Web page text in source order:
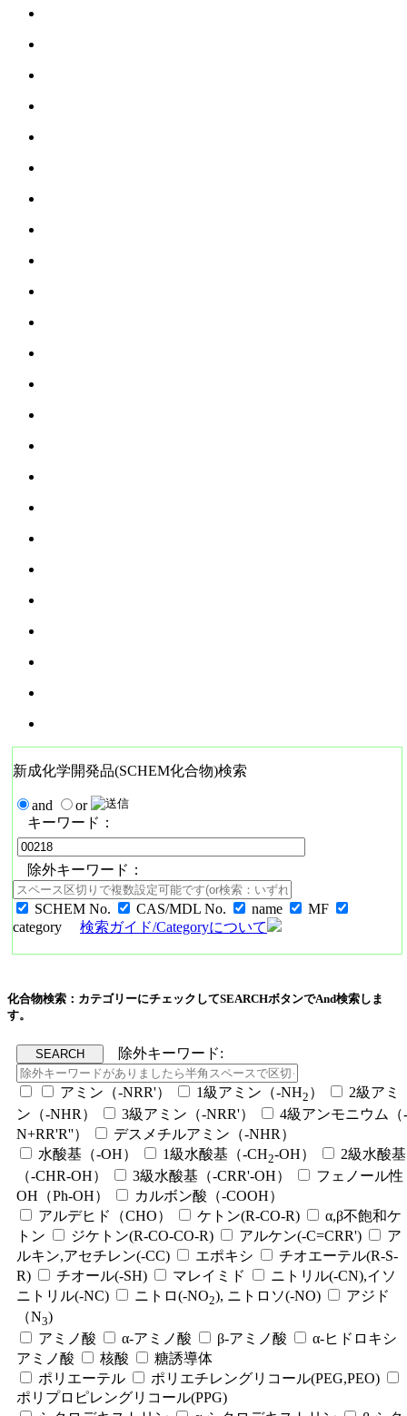
新成化学開発品(SCHEM化合物)検索
and
or
キーワード：
除外キーワード：
SCHEM No. CAS/MDL No. name
MF
category
検索ガイド/Categoryについて
化合物検索：カテゴリーにチェックしてSEARCHボタンでAnd検索しま
す。
除外キーワード:
アミン（-NRR'） 1級アミン（-NH2 ）
2級アミ
ン（-NHR）
3級アミン（-NRR'）
4級アンモニウム（-
N+RR'R''）
デスメチルアミン（-NHR）
水酸基（-OH）
1級水酸基（-CH2-OH）
2級水酸基
（-CHR-OH）
3級水酸基（-CRR'-OH）
フェノール性
OH（Ph-OH）
カルボン酸（-COOH）
アルデヒド（CHO）
ケトン(R-CO-R)
α,β不飽和ケ
トン
ジケトン(R-CO-CO-R) アルケン(-C=CRR')
ア
ルキン,アセチレン(-CC)
エポキシ
チオエーテル(R-S-
R)
チオール(-SH) マレイミド
ニトリル(-CN),イソ
ニトリル(-NC)
ニトロ(-NO2), ニトロソ(-NO)
アジド
（N3)
アミノ酸
α-アミノ酸 β-アミノ酸
α-ヒドロキシ
アミノ酸
核酸
糖誘導体
ポリエーテル
ポリエチレングリコール(PEG,PEO)
ポリプロピレングリコール(PPG)